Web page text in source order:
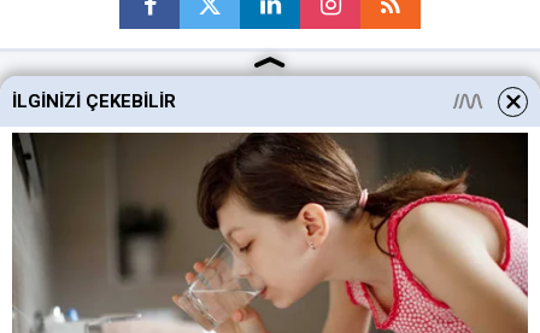
Ankara Haberleri
Altındağ Haberleri
Sincan Haberleri
Mamak Haberleri
İLGINIZI ÇEKEBILIR